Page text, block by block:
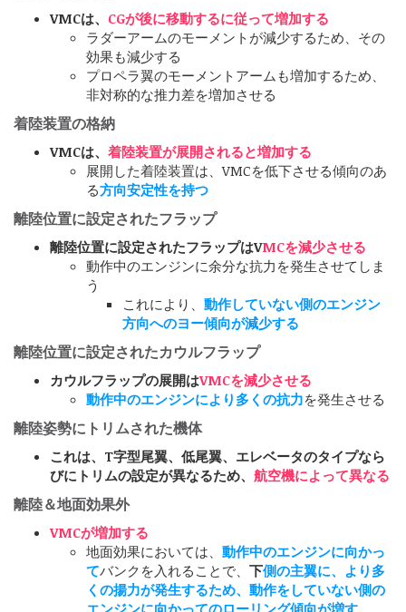
VMCは、 CGが後に移動するに従って増加する
ラダーアームのモーメントが減少するため、その
効果も減少する
プロペラ翼のモーメントアームも増加するため、
非対称的な推力差を増加させる
着陸装置の格納
VMCは、 着陸装置が展開されると増加する
展開した着陸装置は、VMCを低下させる傾向のあ
る方向安定性を持つ
離陸位置に設定されたフラップ
離陸位置に設定されたフラップはVMCを減少させる
動作中のエンジンに余分な抗力を発生させてしま
う
これにより、 動作していない側のエンジン
方向へのヨー傾向が減少する
離陸位置に設定されたカウルフラップ
カウルフラップの展開はVMCを減少させる
動作中のエンジンにより多くの抗力を発生させる
離陸姿勢にトリムされた機体
これは、T字型尾翼、低尾翼、エレベータのタイプなら
びにトリムの設定が異なるため、 航空機によって異なる
離陸＆地面効果外
VMCが増加する
地面効果においては、 動作中のエンジンに向かっ
てバンクを入れることで、 下側の主翼に、より多
くの揚力が発生するため、動作をしていない側の
エンジンに向かってのローリング傾向が増す